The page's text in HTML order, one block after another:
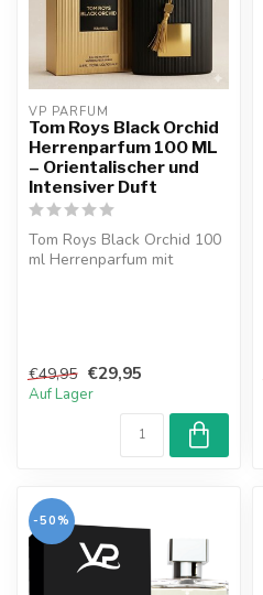
VP PARFUM
Tom Roys Black Orchid
Herrenparfum 100 ML
– Orientalischer und
Intensiver Duft
Tom Roys Black Orchid 100
ml Herrenparfum mit
orientalisch-intensivem
€49,95 €29,95
Auf Lager
-50%